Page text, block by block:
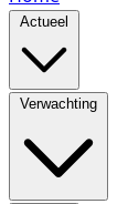
Actueel
Verwachting